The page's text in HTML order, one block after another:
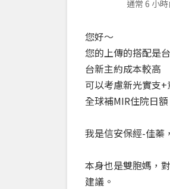
通常 6 小
您好～
您的上傳的搭配是
台新主約成本較高
可以考慮新光實支+
全球補MIR住院日額
我是信安保經-佳蓁
本身也是雙胞媽，
建議。